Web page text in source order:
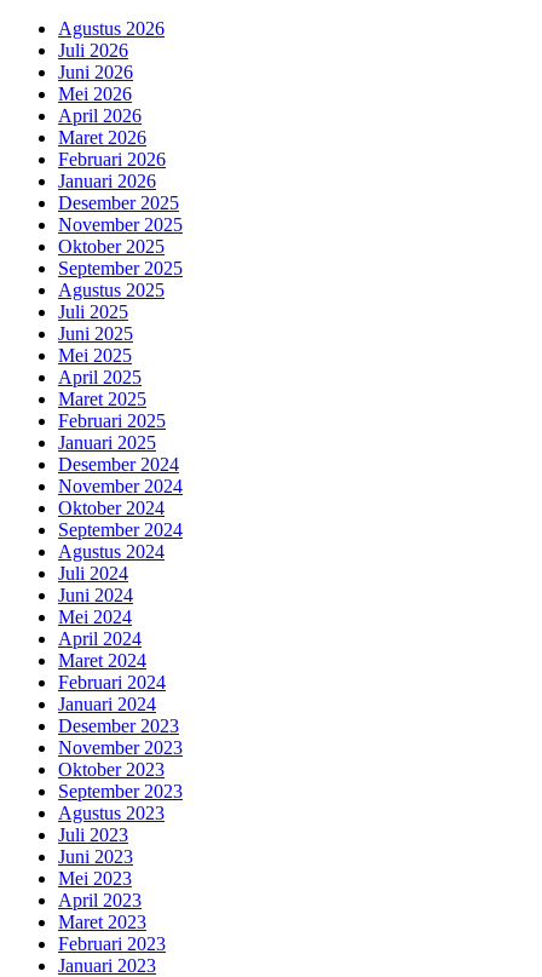
Agustus 2026
Juli 2026
Juni 2026
Mei 2026
April 2026
Maret 2026
Februari 2026
Januari 2026
Desember 2025
November 2025
Oktober 2025
September 2025
Agustus 2025
Juli 2025
Juni 2025
Mei 2025
April 2025
Maret 2025
Februari 2025
Januari 2025
Desember 2024
November 2024
Oktober 2024
September 2024
Agustus 2024
Juli 2024
Juni 2024
Mei 2024
April 2024
Maret 2024
Februari 2024
Januari 2024
Desember 2023
November 2023
Oktober 2023
September 2023
Agustus 2023
Juli 2023
Juni 2023
Mei 2023
April 2023
Maret 2023
Februari 2023
Januari 2023